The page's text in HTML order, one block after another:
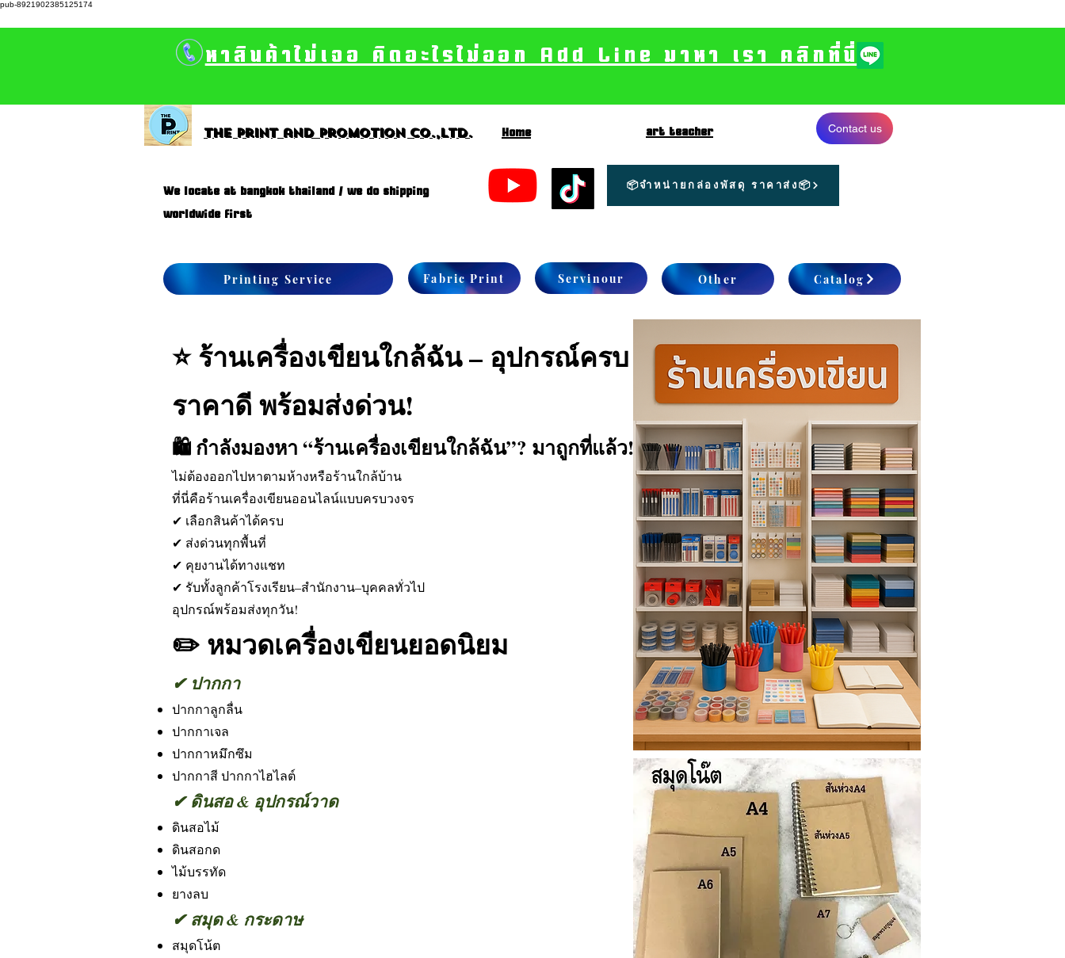
pub-8921902385125174
หาสินค้าไม่เจอ คิดอะไรไม่ออก Add Line มาหา เรา คลิกที่นี่
The print and promotion CO.,Ltd. Home art teacher Contact us
We locate at bangkok thailand / we do shipping
worldwide first
📦จำหน่ายกล่องพัสดุ ราคาส่ง📦
Printing Service Fabric Print Servinour Other Catalog
⭐ ร้านเครื่องเขียนใกล้ฉัน – อุปกรณ์ครบ
ราคาดี พร้อมส่งด่วน!
🛍️ กำลังมองหา “ร้านเครื่องเขียนใกล้ฉัน”? มาถูกที่แล้ว!
ไม่ต้องออกไปหาตามห้างหรือร้านใกล้บ้าน
ที่นี่คือร้านเครื่องเขียนออนไลน์แบบครบวงจร
✔ เลือกสินค้าได้ครบ
✔ ส่งด่วนทุกพื้นที่
✔ คุยงานได้ทางแชท
✔ รับทั้งลูกค้าโรงเรียน–สำนักงาน–บุคคลทั่วไป
อุปกรณ์พร้อมส่งทุกวัน!
✏️ หมวดเครื่องเขียนยอดนิยม
✔ ปากกา
ปากกาลูกลื่น
ปากกาเจล
ปากกาหมึกซึม
ปากกาสี ปากกาไฮไลต์
✔ ดินสอ & อุปกรณ์วาด
ดินสอไม้
ดินสอกด
ไม้บรรทัด
ยางลบ
✔ สมุด & กระดาษ
สมุดโน้ต